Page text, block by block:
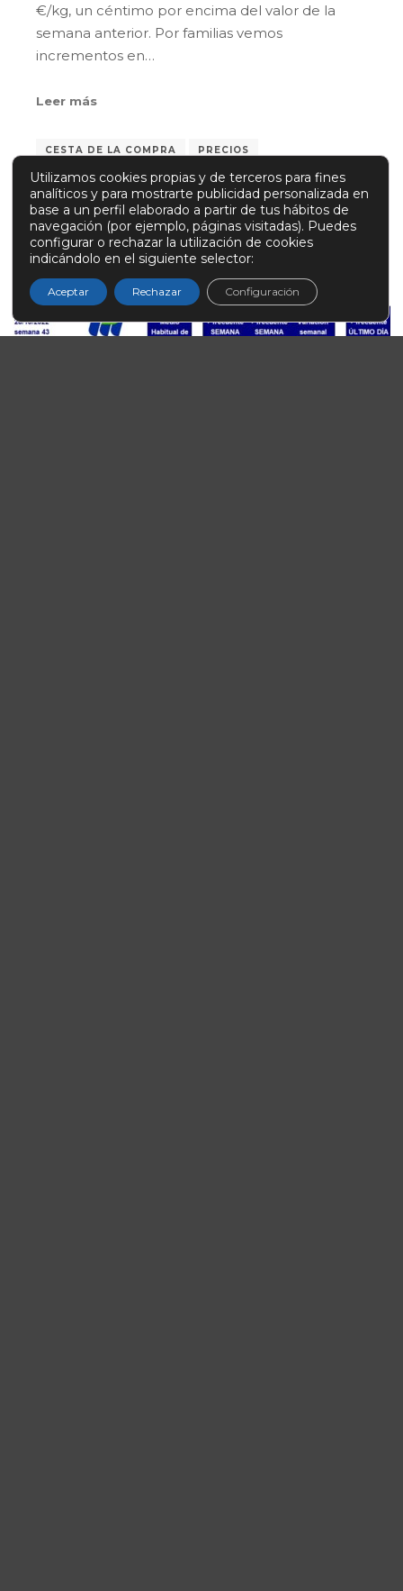
€/kg, un céntimo por encima del valor de la
semana anterior. Por familias vemos
incrementos en…
Leer más
CESTA DE LA COMPRA PRECIOS
PRODUCTOS LOCALES
PRODUCTOS RECOMENDADOS
Utilizamos cookies propias y de terceros para fines
analíticos y para mostrarte publicidad personalizada en
base a un perfil elaborado a partir de tus hábitos de
navegación (por ejemplo, páginas visitadas). Puedes
configurar o rechazar la utilización de cookies
indicándolo en el siguiente selector:
Aceptar Rechazar Configuración